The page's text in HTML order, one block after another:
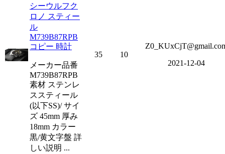
シーウルフク
ロノ スティー
ル
M739B87RPB
コピー 時計
メーカー品番
M739B87RPB
素材 ステンレ
ススティール
(以下SS)/ サイ
ズ 45mm 厚み
18mm カラー
黒/黄文字盤 詳
しい説明 ...
35 10
2021-12-04